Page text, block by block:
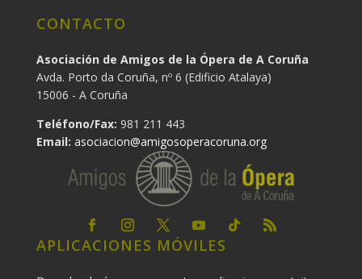
CONTACTO
Asociación de Amigos de la Ópera de A Coruña
Avda. Porto da Coruña, nº 6 (Edificio Atalaya)
15006 - A Coruña
Teléfono/Fax: 981 211 443
Email: asociacion@amigosoperacoruna.org
APLICACIONES MÓVILES